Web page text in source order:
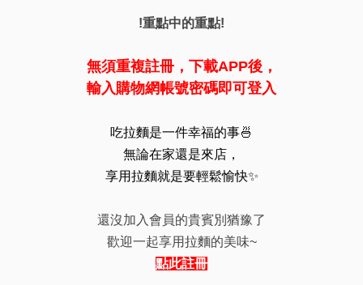
!重點中的重點!
無須重複註冊，下載APP後，
輸入購物網帳號密碼即可登入
吃拉麵是一件幸福的事🍜
無論在家還是來店，
享用拉麵就是要輕鬆愉快✨
還沒加入會員的貴賓別猶豫了
歡迎一起享用拉麵的美味~
點此註冊